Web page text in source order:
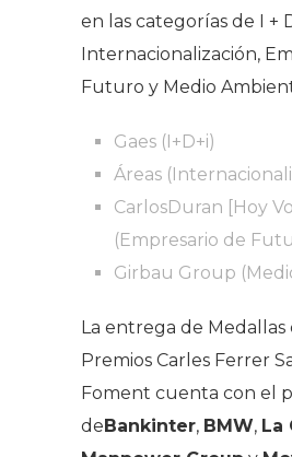
en las categorías de I +
Internacionalización,
Futuro y Medio
Gaes (I+D+i)
Áreas
CarlosDuran [Hoy
(Empresario de
Girbau Group
La entrega de Medallas
Premios Carles Ferrer
Foment cuenta con el
deBankinter, BMW, La